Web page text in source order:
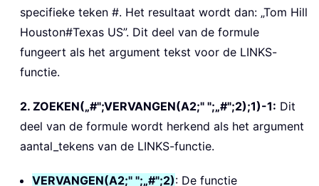
specifieke teken #. Het resultaat wordt dan: „Tom Hill
Houston#Texas US”. Dit deel van de formule
fungeert als het argument tekst voor de LINKS-
functie.
2. ZOEKEN(„#";VERVANGEN(A2;" ";„#";2);1)-1: Dit
deel van de formule wordt herkend als het argument
aantal_tekens van de LINKS-functie.
VERVANGEN(A2;" ";„#";2): De functie